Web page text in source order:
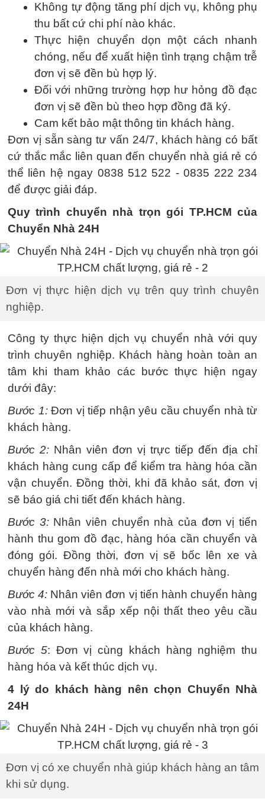
Không tự động tăng phí dịch vụ, không phụ
thu bất cứ chi phí nào khác.
Thực hiện chuyển dọn một cách nhanh
chóng, nếu để xuất hiện tình trạng chậm trễ
đơn vị sẽ đền bù hợp lý.
Đối với những trường hợp hư hỏng đồ đạc
đơn vị sẽ đền bù theo hợp đồng đã ký.
Cam kết bảo mật thông tin khách hàng.
Đơn vị sẵn sàng tư vấn 24/7, khách hàng có bất
cứ thắc mắc liên quan đến chuyển nhà giá rẻ có
thể liên hệ ngay 0838 512 522 - 0835 222 234
để được giải đáp.
Quy trình chuyển nhà trọn gói TP.HCM của
Chuyển Nhà 24H
Đơn vị thực hiện dịch vụ trên quy trình chuyên
nghiệp.
Công ty thực hiện dịch vụ chuyển nhà với quy
trình chuyên nghiệp. Khách hàng hoàn toàn an
tâm khi tham khảo các bước thực hiện ngay
dưới đây:
Bước 1:Đơn vị tiếp nhận yêu cầu chuyển nhà từ
khách hàng.
Bước 2: Nhân viên đơn vị trực tiếp đến địa chỉ
khách hàng cung cấp để kiểm tra hàng hóa cần
vận chuyển. Đồng thời, khi đã khảo sát, đơn vị
sẽ báo giá chi tiết đến khách hàng.
Bước 3:Nhân viên chuyển nhà của đơn vị tiến
hành thu gom đồ đạc, hàng hóa cần chuyển và
đóng gói. Đồng thời, đơn vị sẽ bốc lên xe và
chuyển hàng đến nhà mới cho khách hàng.
Bước 4: Nhân viên đơn vị tiến hành chuyển hàng
vào nhà mới và sắp xếp nội thất theo yêu cầu
của khách hàng.
Bước 5: Đơn vị cùng khách hàng nghiệm thu
hàng hóa và kết thúc dịch vụ.
4 lý do khách hàng nên chọn Chuyển Nhà
24H
Đơn vị có xe chuyển nhà giúp khách hàng an tâm
khi sử dụng.